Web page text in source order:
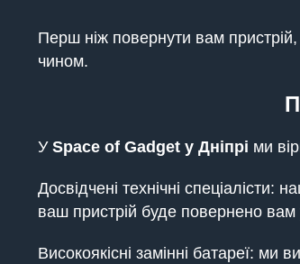
Перш ніж повернути вам
чином.
У Space of Gadget у Дніпрі ми
Досвідчені технічні спеціалісти:
ваш пристрій буде повернено вам
Високоякісні замінні батареї: ми